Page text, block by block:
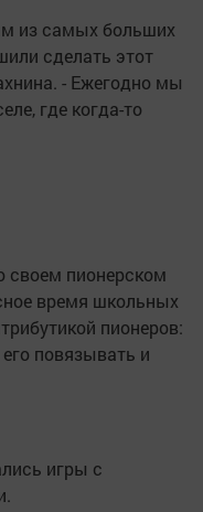
из самых больших
сделать этот
- Ежегодно мы
где когда-то
своем пионерском
время школьных
пионеров:
повязывать и
игры с